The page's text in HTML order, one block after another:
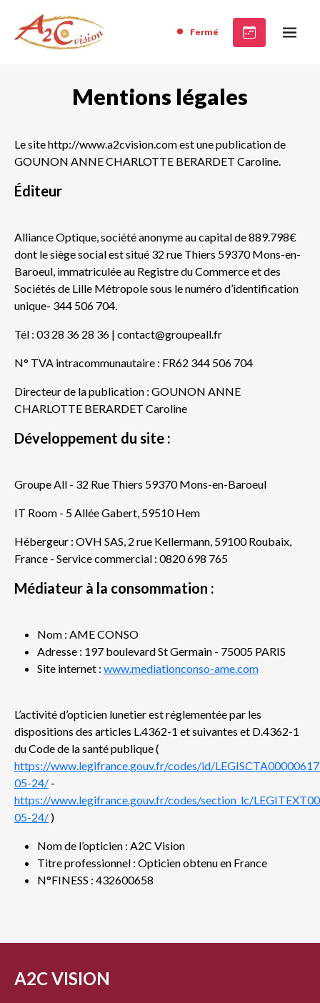
Fermé
Mentions légales
Le site http://www.a2cvision.com est une publication de
GOUNON ANNE CHARLOTTE BERARDET Caroline.
Éditeur
Alliance Optique, société anonyme au capital de 889.798€
dont le siège social est situé 32 rue Thiers 59370 Mons-en-
Baroeul, immatriculée au Registre du Commerce et des
Sociétés de Lille Métropole sous le numéro d’identification
unique- 344 506 704.
Tél : 03 28 36 28 36 | contact@groupeall.fr
N° TVA intracommunautaire : FR62 344 506 704
Directeur de la publication : GOUNON ANNE
CHARLOTTE BERARDET Caroline
Développement du site :
Groupe All - 32 Rue Thiers 59370 Mons-en-Baroeul
IT Room - 5 Allée Gabert, 59510 Hem
Hébergeur : OVH SAS, 2 rue Kellermann, 59100 Roubaix,
France - Service commercial : 0820 698 765
Médiateur à la consommation :
Nom : AME CONSO
Adresse : 197 boulevard St Germain - 75005 PARIS
Site internet : www.mediationconso-ame.com
L’activité d’opticien lunetier est réglementée par les
dispositions des articles L.4362-1 et suivantes et D.4362-1
du Code de la santé publique (
https://www.legifrance.gouv.fr/codes/id/
05-24/ -
https://www.legifrance.gouv.fr/codes/section_lc/
05-24/ )
Nom de l’opticien : A2C Vision
Titre professionnel : Opticien obtenu en France
N°FINESS : 432600658
A2C VISION